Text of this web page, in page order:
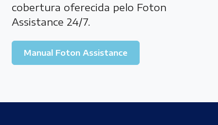
cobertura oferecida pelo Foton
Assistance 24/7.
Manual Foton Assistance